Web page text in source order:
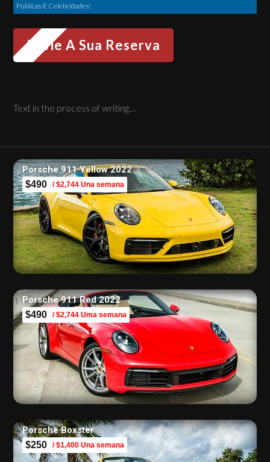
Públicas E Celebridades!
Text in the process of writing…
Porsche 911 Yellow 2022
$490 / $2,744 Una semana
Porsche 911 Red 2022
$490 / $2,744 Uma semana
Porsche Boxster
$250 / $1,400 Una semana